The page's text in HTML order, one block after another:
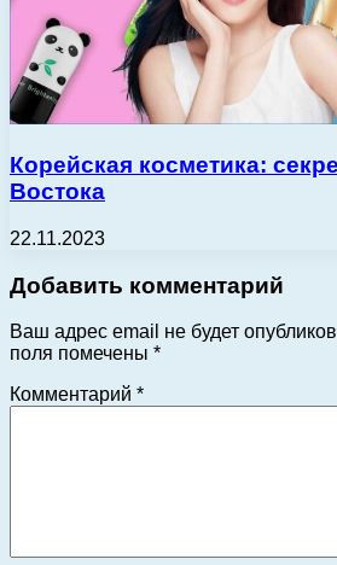
Корейская косметика:
Востока
22.11.2023
Добавить комментарий
Ваш адрес email не будет
поля помечены *
Комментарий *